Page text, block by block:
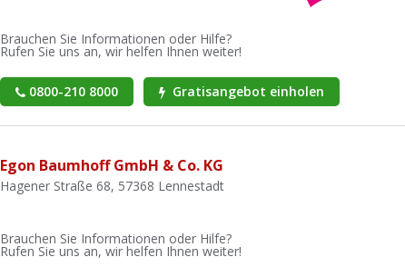
Brauchen Sie Informationen oder Hilfe?
Rufen Sie uns an, wir helfen Ihnen weiter!
0800-210 8000 Gratisangebot einholen
Egon Baumhoff GmbH & Co. KG
Hagener Straße 68, 57368 Lennestadt
Brauchen Sie Informationen oder Hilfe?
Rufen Sie uns an, wir helfen Ihnen weiter!